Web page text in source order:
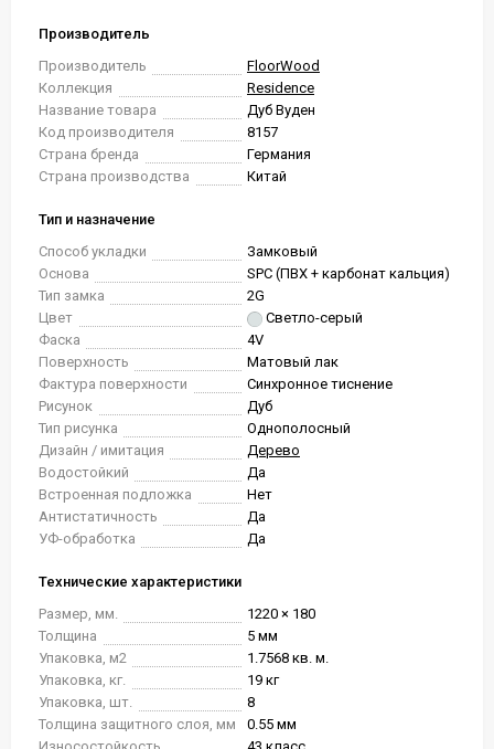
Производитель
Производитель
FloorWood
Коллекция
Residence
Название товара
Дуб Вуден
Код производителя
8157
Страна бренда
Германия
Страна производства
Китай
Тип и назначение
Способ укладки
Замковый
Основа
SPC (ПВХ + карбонат кальция)
Тип замка
2G
Цвет
Светло-серый
Фаска
4V
Поверхность
Матовый лак
Фактура поверхности
Синхронное тиснение
Рисунок
Дуб
Тип рисунка
Однополосный
Дизайн / имитация
Дерево
Водостойкий
Да
Встроенная подложка
Нет
Антистатичность
Да
УФ-обработка
Да
Технические характеристики
Размер, мм.
1220 × 180
Толщина
5 мм
Упаковка, м2
1.7568 кв. м.
Упаковка, кг.
19 кг
Упаковка, шт.
8
Толщина защитного слоя, мм
0.55 мм